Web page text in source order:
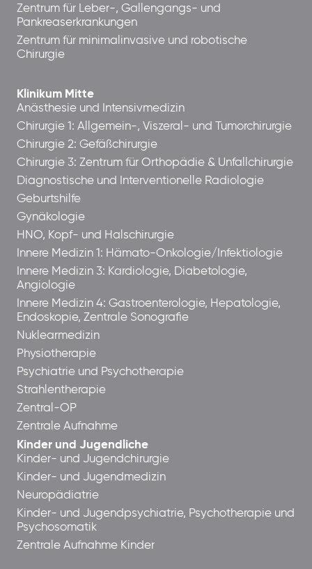
Zentrum für Leber-, Gallengangs- und
Pankreaserkrankungen
Zentrum für minimalinvasive und robotische
Chirurgie
Klinikum Mitte
Anästhesie und Intensivmedizin
Chirurgie 1: Allgemein-, Viszeral- und Tumorchirurgie
Chirurgie 2: Gefäßchirurgie
Chirurgie 3: Zentrum für Orthopädie & Unfallchirurgie
Diagnostische und Interventionelle Radiologie
Geburtshilfe
Gynäkologie
HNO, Kopf- und Halschirurgie
Innere Medizin 1: Hämato-Onkologie/Infektiologie
Innere Medizin 3: Kardiologie, Diabetologie,
Angiologie
Innere Medizin 4: Gastroenterologie, Hepatologie,
Endoskopie, Zentrale Sonografie
Nuklearmedizin
Physiotherapie
Psychiatrie und Psychotherapie
Strahlentherapie
Zentral-OP
Zentrale Aufnahme
Kinder und Jugendliche
Kinder- und Jugendchirurgie
Kinder- und Jugendmedizin
Neuropädiatrie
Kinder- und Jugendpsychiatrie, Psychotherapie und
Psychosomatik
Zentrale Aufnahme Kinder